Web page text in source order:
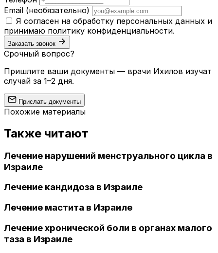
Email (необязательно)
Я согласен на обработку персональных данных и
принимаю политику конфиденциальности.
Заказать звонок
Срочный вопрос?
Пришлите ваши документы — врачи Ихилов изучат
случай за 1–2 дня.
Прислать документы
Похожие материалы
Также читают
Лечение нарушений менструального цикла в
Израиле
Лечение кандидоза в Израиле
Лечение мастита в Израиле
Лечение хронической боли в органах малого
таза в Израиле